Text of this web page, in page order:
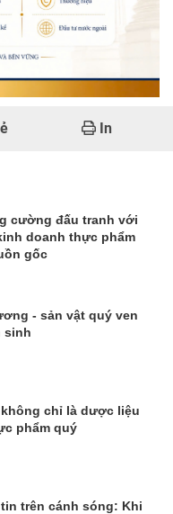
In
cường đấu tranh với
doanh thực phẩm
gốc
- sản vật quý ven
sinh
chỉ là dược liệu
phẩm quý
trên cánh sóng: Khi